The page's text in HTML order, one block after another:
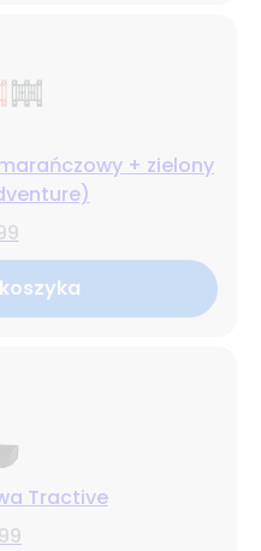
+ zielony
Tractive